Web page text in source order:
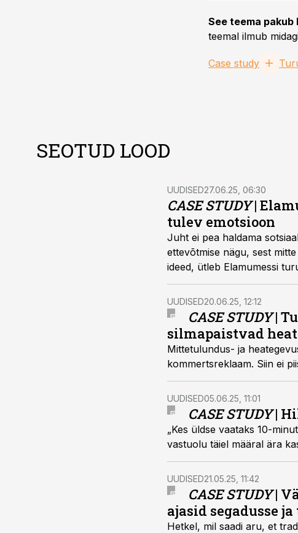
See teema pakub
teemal ilmub
Case study
SEOTUD LOOD
UUDISED27.06.25, 06:30
CASE STUDY|
tulev emotsioon
Juht ei pea haldama
ettevõtmise nägu, sest
ideed, ütleb Elamumessi
Schmidti kohta.
UUDISED20.06.25, 12:12
CASE STUDY|
silmapaistvad
Mittetulundus- ja
kommertsreklaam. Siin ei
UUDISED05.06.25, 11:01
CASE STUDY|
„Kes üldse vaataks 10-
vastuolu täiel määral ära
UUDISED21.05.25, 11:42
CASE STUDY|
ajasid segadusse
Hetkel, mil saadi aru, et